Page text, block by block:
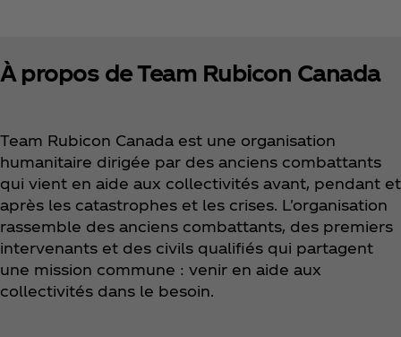
À propos de Team Rubicon Canada
Team Rubicon Canada est une organisation
humanitaire dirigée par des anciens combattants
qui vient en aide aux collectivités avant, pendant et
après les catastrophes et les crises. L'organisation
rassemble des anciens combattants, des premiers
intervenants et des civils qualifiés qui partagent
une mission commune : venir en aide aux
collectivités dans le besoin.